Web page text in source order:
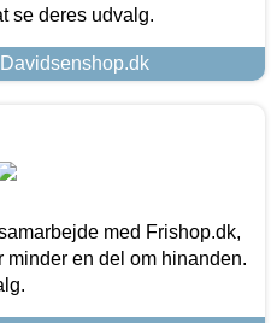
se deres udvalg.
med Frishop.dk,
minder en del om hinanden.